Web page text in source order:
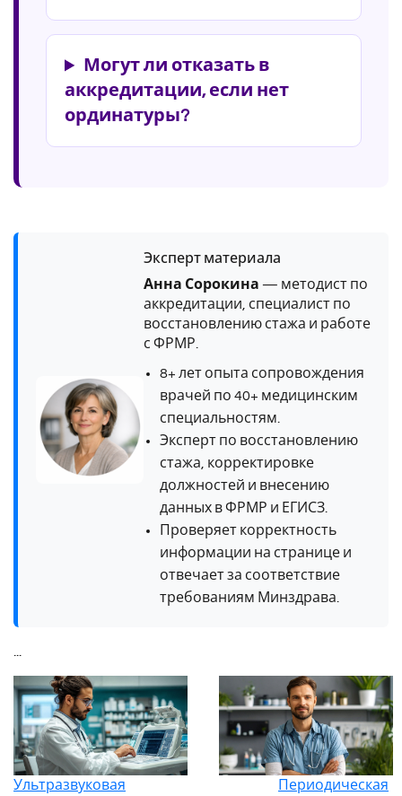
Могут ли отказать в
аккредитации, если нет
ординатуры?
Эксперт материала
Анна Сорокина — методист по
аккредитации, специалист по
восстановлению стажа и работе
с ФРМР.
8+ лет опыта сопровождения
врачей по 40+ медицинским
специальностям.
Эксперт по восстановлению
стажа, корректировке
должностей и внесению
данных в ФРМР и ЕГИСЗ.
Проверяет корректность
информации на странице и
отвечает за соответствие
требованиям Минздрава.
...
Ультразвуковая Периодическая